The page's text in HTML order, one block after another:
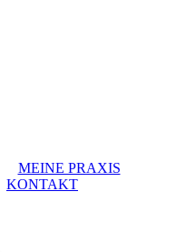
MEINE PRAXIS
KONTAKT